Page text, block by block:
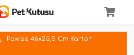
Pawise 46x25,5 Cm Karton